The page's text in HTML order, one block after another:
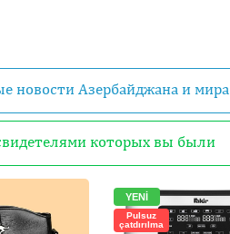
новости Азербайджана и мира
которых вы были